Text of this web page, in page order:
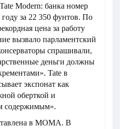
Modern: банка номер
за 22 350 фунтов. По
цена за работу
вызвало парламентский
спрашивали,
деньги должны
Tate в
экспонат как
оберткой и
содержимым».
в МОМА. В